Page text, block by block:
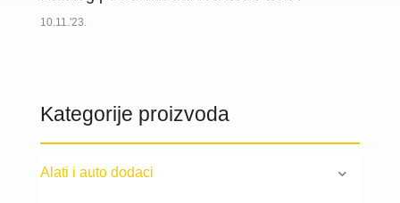
10.11.'23.
Kategorije proizvoda
Alati i auto dodaci